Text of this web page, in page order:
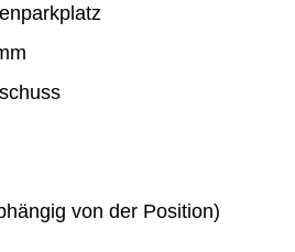
von der Position)